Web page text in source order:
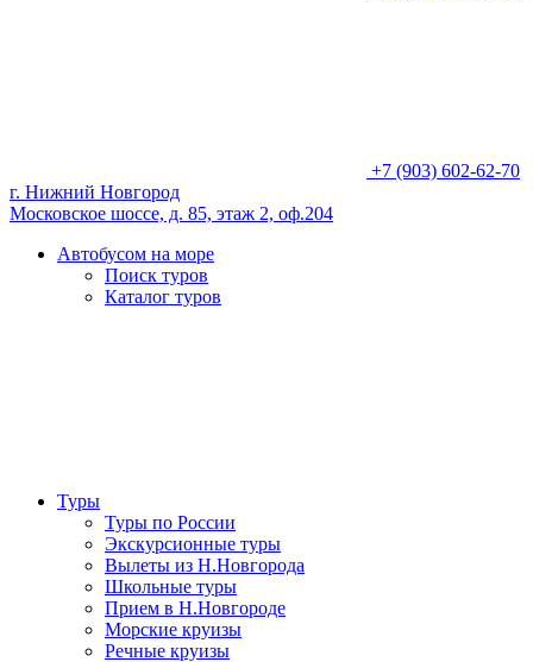
+7 (903) 602-62-70
г. Нижний Новгород
Московское шоссе, д. 85, этаж 2, оф.204
Автобусом на море
Поиск туров
Каталог туров
Туры
Туры по России
Экскурсионные туры
Вылеты из Н.Новгорода
Школьные туры
Прием в Н.Новгороде
Морские круизы
Речные круизы